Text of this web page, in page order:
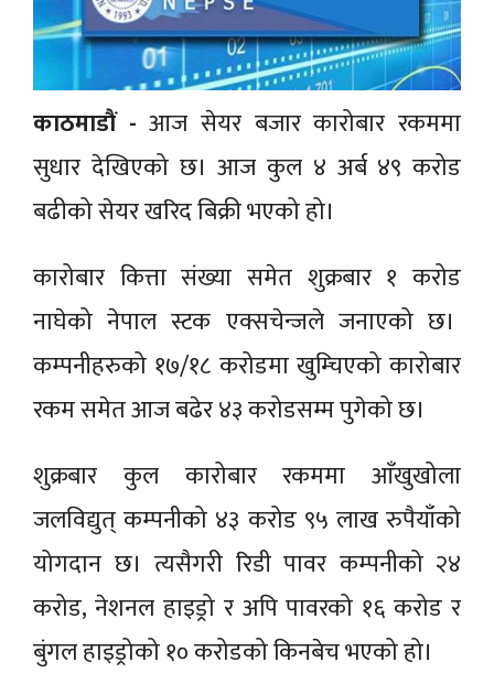
काठमाडाैं -आज सेयर बजार कारोबार रकममा
सुधार देखिएको छ। आज कुल ४ अर्ब ४९ करोड
बढीको सेयर खरिद बिक्री भएको हो।
कारोबार कित्ता संख्या समेत शुक्रबार १ करोड
नाघेको नेपाल स्टक एक्सचेन्जले जनाएको छ।
कम्पनीहरुको १७/१८ करोडमा खुम्चिएको कारोबार
रकम समेत आज बढेर ४३ करोडसम्म पुगेको छ।
शुक्रबार कुल कारोबार रकममा आँखुखोला
जलविद्युत् कम्पनीको ४३ करोड ९५ लाख रुपैयाँको
योगदान छ। त्यसैगरी रिडी पावर कम्पनीको २४
करोड, नेशनल हाइड्रो र अपि पावरको १६ करोड र
बुंगल हाइड्रोको १० करोडको किनबेच भएको हो।